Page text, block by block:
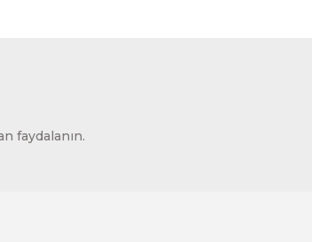
faydalanın.